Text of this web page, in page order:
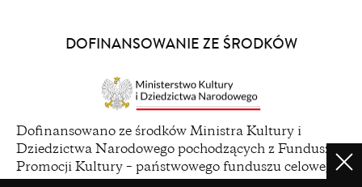
DOFINANSOWANIE ZE ŚRODKÓW
in
a
new
Dofinansowano ze środków Ministra Kultury i
Dziedzictwa Narodowego pochodzących z Funduszu
Promocji Kultury – państwowego funduszu celowego